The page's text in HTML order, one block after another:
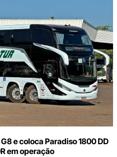
e coloca Paradiso 1800 DD
em operação